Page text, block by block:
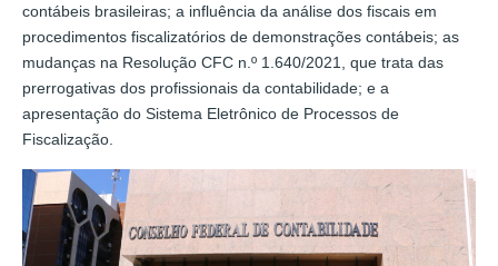
contábeis brasileiras; a influência da análise dos fiscais em
procedimentos fiscalizatórios de demonstrações contábeis; as
mudanças na Resolução CFC n.º 1.640/2021, que trata das
prerrogativas dos profissionais da contabilidade; e a
apresentação do Sistema Eletrônico de Processos de
Fiscalização.